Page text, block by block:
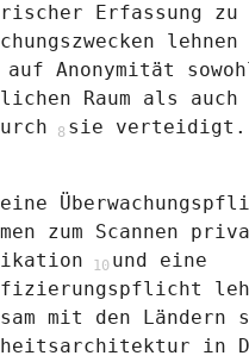
Erfassung zu
auf Anonymität
Raum als
sie verteidigt.
zum Scannen
und eine
mit den
in